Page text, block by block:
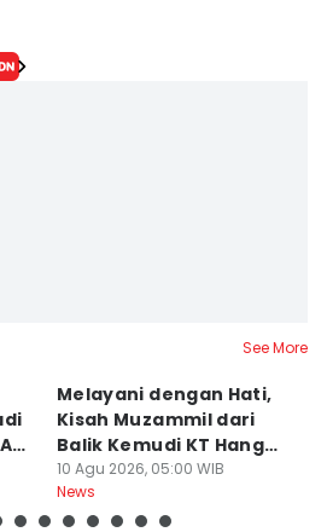
See More
Melayani dengan Hati,
Kisah Muzammil dari
Balik Kemudi KT Hang
Tuah II
10 Agu 2026, 05:00 WIB
News